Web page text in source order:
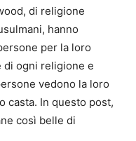
di religione
hanno
per la loro
di ogni religione e
vedono la loro
casta. In questo post,
così belle di